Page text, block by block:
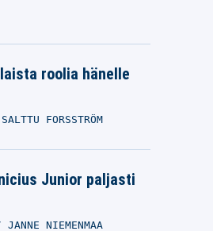
roolia hänelle
SALTTU FORSSTRÖM
Junior paljasti
JANNE NIEMENMAA